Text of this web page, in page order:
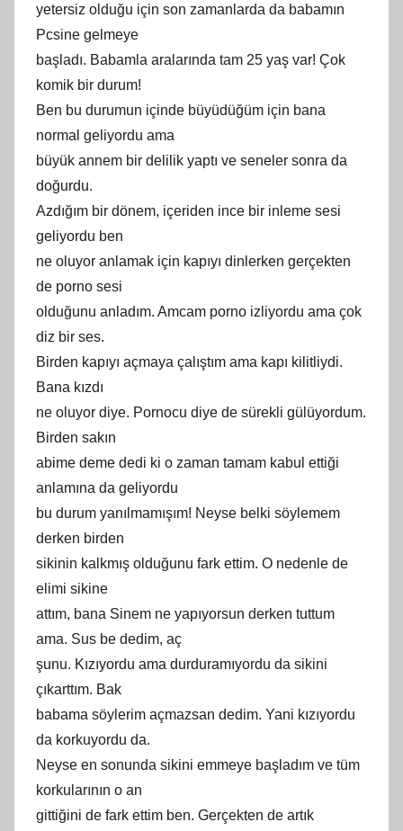
yetersiz olduğu için son zamanlarda da babamın
Pcsine gelmeye
başladı. Babamla aralarında tam 25 yaş var! Çok
komik bir durum!
Ben bu durumun içinde büyüdüğüm için bana
normal geliyordu ama
büyük annem bir delilik yaptı ve seneler sonra da
doğurdu.
Azdığım bir dönem, içeriden ince bir inleme sesi
geliyordu ben
ne oluyor anlamak için kapıyı dinlerken gerçekten
de porno sesi
olduğunu anladım. Amcam porno izliyordu ama çok
diz bir ses.
Birden kapıyı açmaya çalıştım ama kapı kilitliydi.
Bana kızdı
ne oluyor diye. Pornocu diye de sürekli gülüyordum.
Birden sakın
abime deme dedi ki o zaman tamam kabul ettiği
anlamına da geliyordu
bu durum yanılmamışım! Neyse belki söylemem
derken birden
sikinin kalkmış olduğunu fark ettim. O nedenle de
elimi sikine
attım, bana Sinem ne yapıyorsun derken tuttum
ama. Sus be dedim, aç
şunu. Kızıyordu ama durduramıyordu da sikini
çıkarttım. Bak
babama söylerim açmazsan dedim. Yani kızıyordu
da korkuyordu da.
Neyse en sonunda sikini emmeye başladım ve tüm
korkularının o an
gittiğini de fark ettim ben. Gerçekten de artık